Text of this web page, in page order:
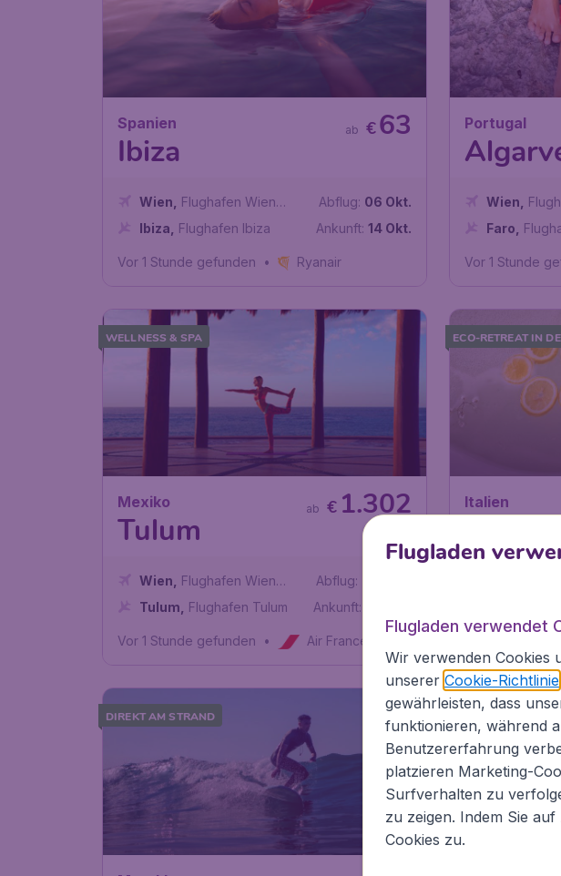
Spanien
Ibiza
€63
ab
Wien
Flughafen Wien
Schwechat
Ibiza Flughafen Ibiza
Abflug: 06 Okt.
Ankunft: 14 Okt.
Vor 1 Stunde gefunden • Ryanair
Portugal
Wien
Schwechat
Faro
Vor 1 Stunde
WELLNESS & SPA
Mexiko
Tulum
€ 1.302
ab
Wien
Flughafen Wien
Schwechat
Tulum Flughafen Tulum
Abflug:
Ankunft:
Vor 1 Stunde gefunden • Air France
ECO-RETREAT IN
Italien
DIREKT AM STRAND
Flugladen
Flugladen verwendet
Wir verwenden Cookies
unserer Cookie-Richtlinie
gewährleisten, dass
funktionieren, während
Benutzererfahrung
platzieren Marketing-
Surfverhalten zu
zu zeigen. Indem Sie
Cookies zu.